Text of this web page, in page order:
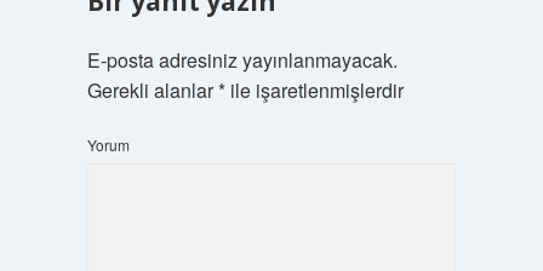
E-posta adresiniz yayınlanmayacak.
Gerekli alanlar*ile işaretlenmişlerdir
Yorum